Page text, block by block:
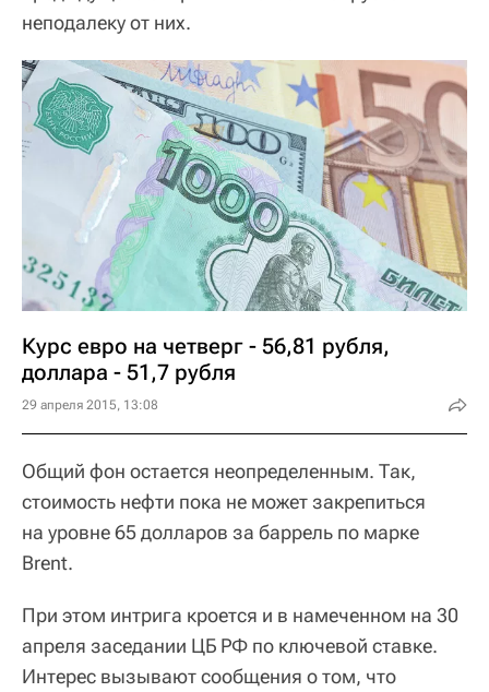
неподалеку от них.
Курс евро на четверг - 56,81 рубля,
доллара - 51,7 рубля
29 апреля 2015, 13:08
Общий фон остается неопределенным. Так,
стоимость нефти пока не может закрепиться
на уровне 65 долларов за баррель по марке
Brent.
При этом интрига кроется и в намеченном на 30
апреля заседании ЦБ РФ по ключевой ставке.
Интерес вызывают сообщения о том, что